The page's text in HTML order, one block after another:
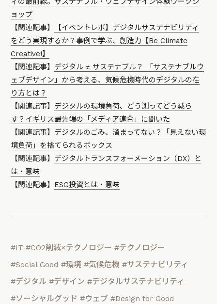
ョップ
【関連記事】
【イベントレポ】デジタルサステナビリティ
をどう実現するか？事例で学ぶ、創造力【Be Climate
Creative!】
【関連記事】 デジタル ≠ サステナブル？ 「サステナブルウ
ェブデザイン」から考える、気候危機時代のデジタルの在
り方とは？
【関連記事】 デジタルの環境負荷、どう測ってどう減ら
す？イギリス最先端の「メディア連合」に聞いた
【関連記事】 デジタルのごみ、溜まってない？「見えない環
境負荷」を捨てられるボックス
【関連記事】 デジタルトランスフォーメーション（DX）と
は・意味
【関連記事】 ESG投資とは・意味
#IT #CO2削減×テクノロジー #テクノロジー
#Social Good #環境 #気候危機 #サステナビリティ
#デジタル #デザイン #デジタルサステナビリティ
#ソーシャルグッド #ウェブ #Design for Good